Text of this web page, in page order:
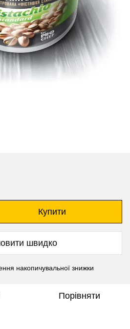
Купити
швидко
накопичувальної знижки
Порівняти